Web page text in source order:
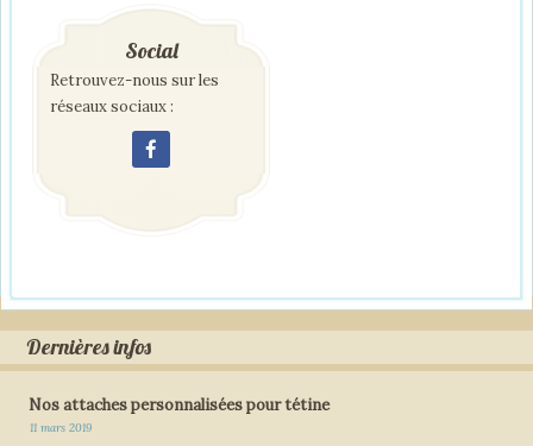
Social
Retrouvez-nous sur les
réseaux sociaux :
Dernières infos
Nos attaches personnalisées pour tétine
11 mars 2019